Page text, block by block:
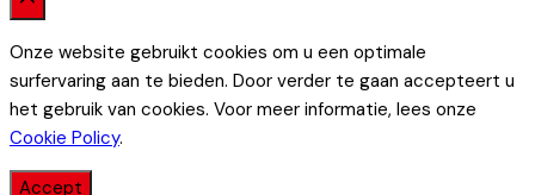
Onze website gebruikt cookies om u een optimale
surfervaring aan te bieden. Door verder te gaan accepteert u
het gebruik van cookies. Voor meer informatie, lees onze
Cookie Policy.
Accept